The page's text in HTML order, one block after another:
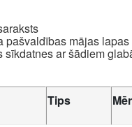
pašvaldības mājas
sīkdatnes ar šādiem
Tips